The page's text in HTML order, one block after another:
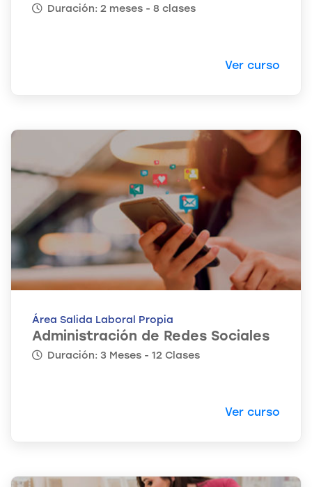
Duración: 2 meses - 8 clases
Ver curso
Área Salida Laboral Propia
Administración de Redes Sociales
Duración: 3 Meses - 12 Clases
Ver curso